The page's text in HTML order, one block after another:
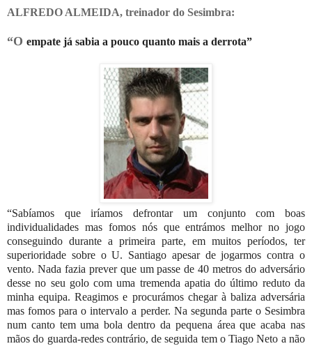
ALFREDO ALMEIDA, treinador do Sesimbra:
“O empate já sabia a pouco quanto mais a derrota”
“Sabíamos que iríamos defrontar um conjunto com boas
individualidades mas fomos nós que entrámos melhor no jogo
conseguindo durante a primeira parte, em muitos períodos, ter
superioridade sobre o U. Santiago apesar de jogarmos contra o
vento. Nada fazia prever que um passe de 40 metros do adversário
desse no seu golo com uma tremenda apatia do último reduto da
minha equipa. Reagimos e procurámos chegar à baliza adversária
mas fomos para o intervalo a perder. Na segunda parte o Sesimbra
num canto tem uma bola dentro da pequena área que acaba nas
mãos do guarda-redes contrário, de seguida tem o Tiago Neto a não